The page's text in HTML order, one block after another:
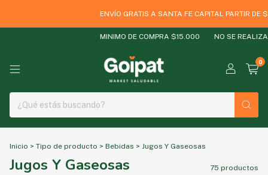
ENVÍO GRATIS A SANTA FE CAPITAL PARTIR DE
MINIMO DE COMPRA $15.000 NO SE REALIZAN
0
Inicio > Tipo de producto > Bebidas > Jugos Y Gaseosas
Jugos Y Gaseosas 75 productos